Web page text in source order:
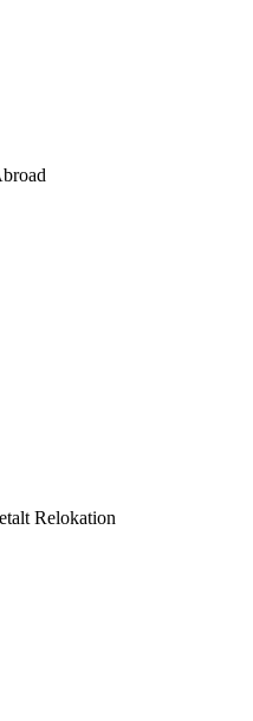
Advisor i Spanien eller Grækenland - Betalt Relokation